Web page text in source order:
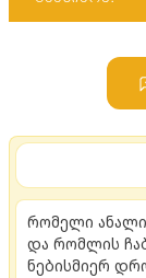
რომელი
და რომლის
ნებისმიერ